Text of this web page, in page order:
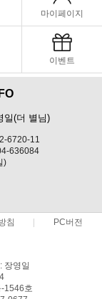
마이페이지
이벤트
일(더 별님)
6720-11
636084
)
침 PC버전
장영일
1546호